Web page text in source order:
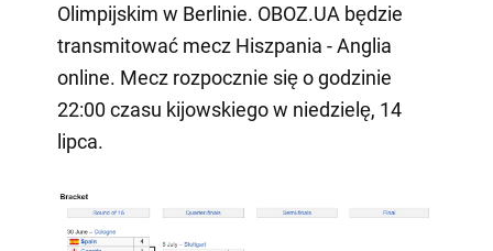
Olimpijskim w Berlinie. OBOZ.UA będzie
transmitować mecz Hiszpania - Anglia
online. Mecz rozpocznie się o godzinie
22:00 czasu kijowskiego w niedzielę, 14
lipca.